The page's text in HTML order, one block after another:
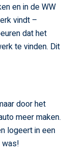
en in de WW
vindt –
dat het
te vinden. Dit
door het
meer maken.
logeert in een
was!